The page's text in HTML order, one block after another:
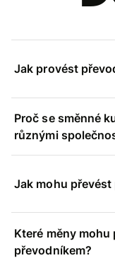
Jak provést
Proč se směnné
různými
Jak mohu převést
Které měny
převodníkem?